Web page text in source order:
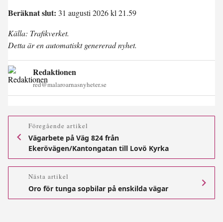
Beräknat slut: 31 augusti 2026 kl 21.59
Källa: Trafikverket.
Detta är en automatiskt genererad nyhet.
Redaktionen
red@malaroarnasnyheter.se
Föregående artikel
Vägarbete på Väg 824 från
Ekerövägen/Kantongatan till Lovö Kyrka
Nästa artikel
Oro för tunga sopbilar på enskilda vägar